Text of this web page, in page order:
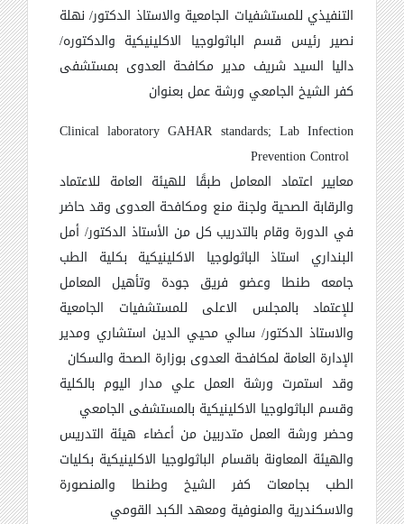
التنفيذي للمستشفيات الجامعية والاستاذ الدكتور/ نهلة
نصير رئيس قسم الباثولوجيا الاكلينيكية والدكتوره/
داليا السيد شريف مدير مكافحة العدوى بمستشفى
كفر الشيخ الجامعي ورشة عمل بعنوان
Clinical laboratory GAHAR standards; Lab Infection
Prevention Control
معايير اعتماد المعامل طبقًا للهيئة العامة للاعتماد
والرقابة الصحية ولجنة منع ومكافحة العدوى وقد حاضر
في الدورة وقام بالتدريب كل من الأستاذ الدكتور/ أمل
البنداري استاذ الباثولوجيا الاكلينيكية بكلية الطب
جامعه طنطا وعضو فريق جودة وتأهيل المعامل
للإعتماد بالمجلس الاعلى للمستشفيات الجامعية
والاستاذ الدكتور/ سالي محيي الدين استشاري ومدير
الإدارة العامة لمكافحة العدوى بوزارة الصحة والسكان
وقد استمرت ورشة العمل علي مدار اليوم بالكلية
وقسم الباثولوجيا الاكلينيكية بالمستشفى الجامعي
وحضر ورشة العمل متدربين من أعضاء هيئة التدريس
والهيئة المعاونة باقسام الباثولوجيا الاكلينيكية بكليات
الطب بجامعات كفر الشيخ وطنطا والمنصورة
والاسكندرية والمنوفية ومعهد الكبد القومي